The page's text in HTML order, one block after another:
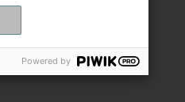
Powered by